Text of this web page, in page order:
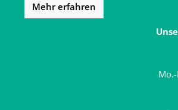
Mehr erfahren